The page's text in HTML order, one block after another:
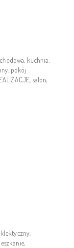
, kuchnia,
, pokój
, salon,
,
,